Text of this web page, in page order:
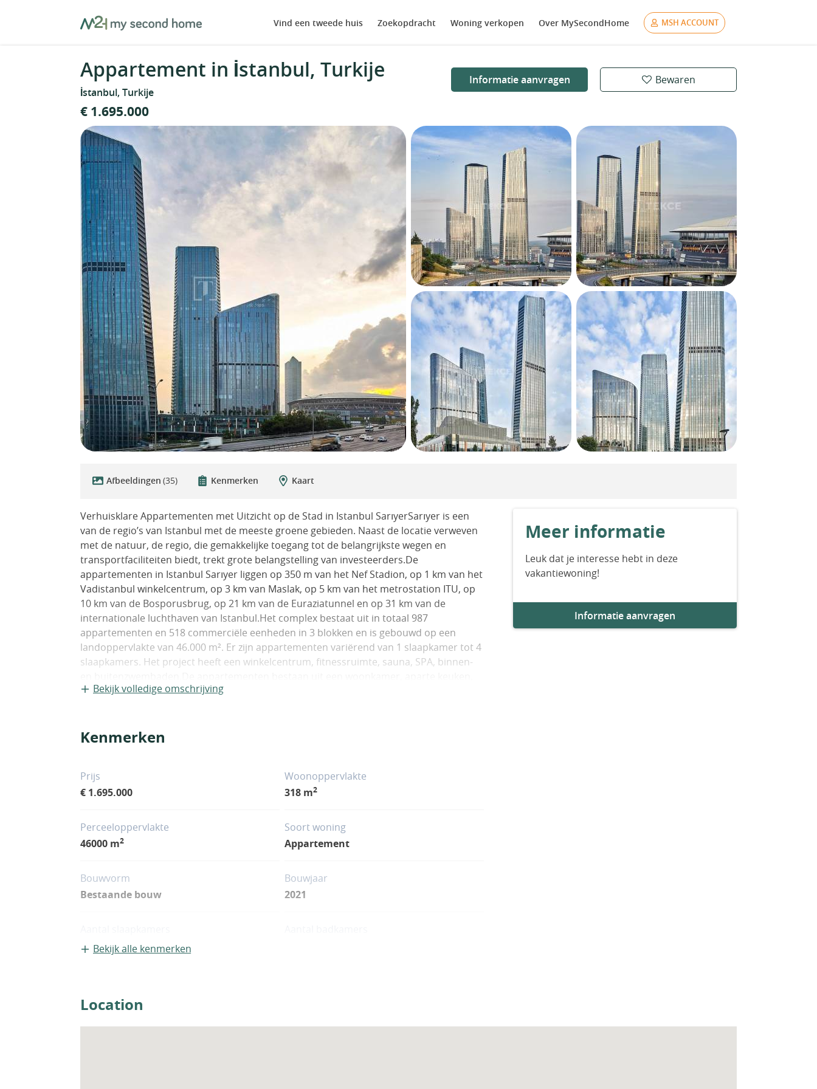
MySecondHome Vind een tweede huis Zoekopdracht Woning verkopen Over MySecondHome MSH ACCOUNT
Appartement in İstanbul, Turkije
İstanbul, Turkije
Informatie aanvragen Bewaren
€ 1.695.000
Afbeeldingen (35) Kenmerken Kaart
Verhuisklare Appartementen met Uitzicht op de Stad in Istanbul SarıyerSarıyer is een
van de regio’s van Istanbul met de meeste groene gebieden. Naast de locatie verweven
met de natuur, de regio, die gemakkelijke toegang tot de belangrijkste wegen en
transportfaciliteiten biedt, trekt grote belangstelling van investeerders.De
appartementen in Istanbul Sarıyer liggen op 350 m van het Nef Stadion, op 1 km van het
Vadistanbul winkelcentrum, op 3 km van Maslak, op 5 km van het metrostation ITU, op
10 km van de Bosporusbrug, op 21 km van de Euraziatunnel en op 31 km van de
internationale luchthaven van Istanbul.Het complex bestaat uit in totaal 987
appartementen en 518 commerciële eenheden in 3 blokken en is gebouwd op een
landoppervlakte van 46.000 m². Er zijn appartementen variërend van 1 slaapkamer tot 4
slaapkamers. Het project heeft een winkelcentrum, fitnessruimte, sauna, SPA, binnen-
badkamer, en-suite badkamer en balkons. Het interieur van de appartementen is
douchecabine. IST-00845
Bekijk volledige omschrijving
Kenmerken
Prijs
€ 1.695.000
Woonoppervlakte
318 m2
Perceeloppervlakte
46000 m2
Soort woning
Appartement
Bouwvorm
Bestaande bouw
Bouwjaar
2021
4
Airco
Sauna
Bekijk alle kenmerken
Meer informatie
Leuk dat je interesse hebt in deze
vakantiewoning!
Informatie aanvragen
Location